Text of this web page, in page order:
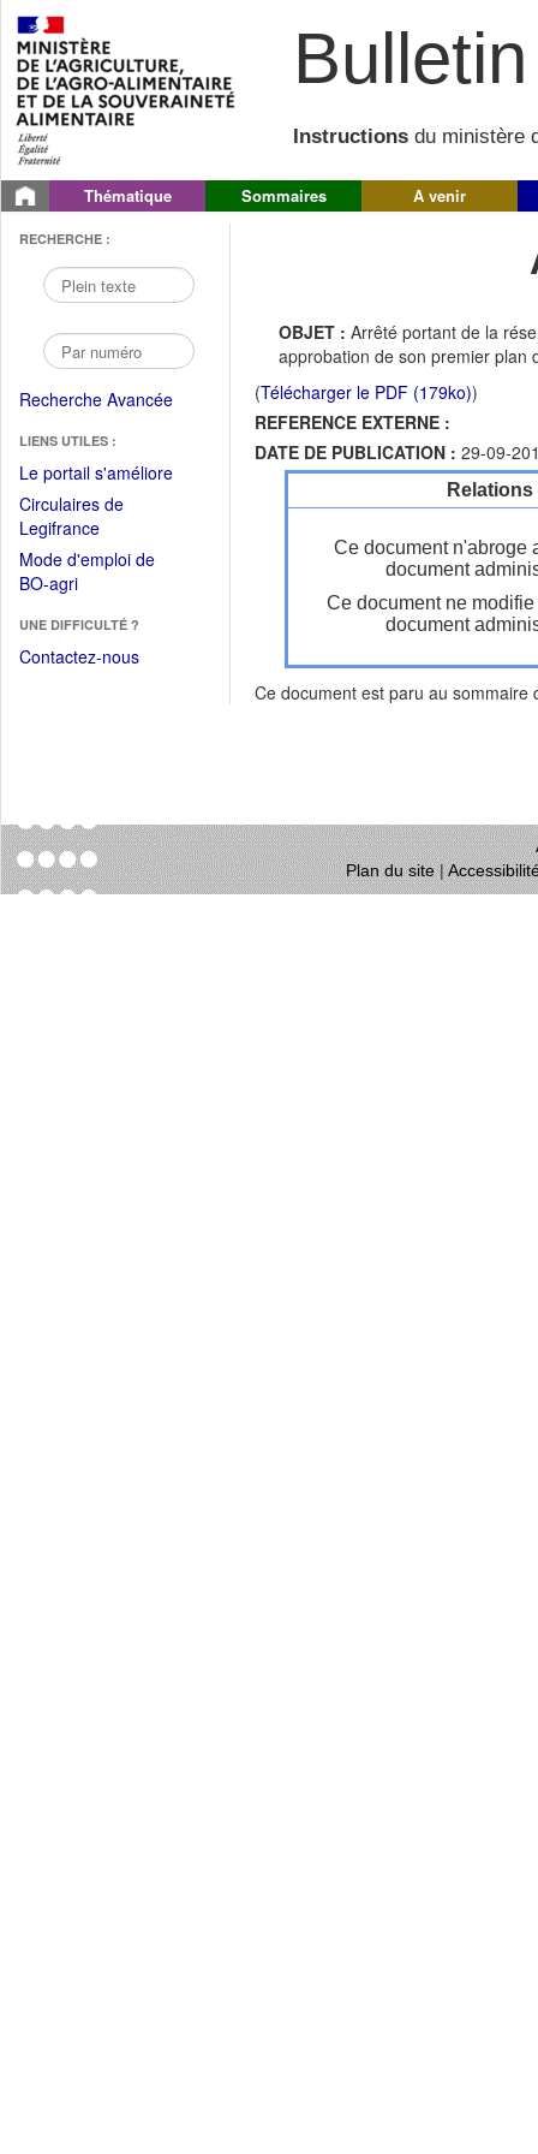
Instructions du ministère
Thématique Sommaires A venir
RECHERCHE :
Recherche Avancée
LIENS UTILES :
Le portail s'améliore(Fichier
Circulaires de
Legifrance(Ouvrir
dans
une
fenêtre)
Mode d'emploi de
BO-agri(Ouvrir
une
nouvelle
UNE DIFFICULTÉ ?
Contactez-nous
OBJET : Arrêté portant de la
approbation de son premier plan
(Télécharger le PDF (179ko))
REFERENCE EXTERNE :
DATE DE PUBLICATION : 29-09-
Ce document n'abroge
document
Ce document ne
document
Ce document est paru au sommaire
Plan du site|